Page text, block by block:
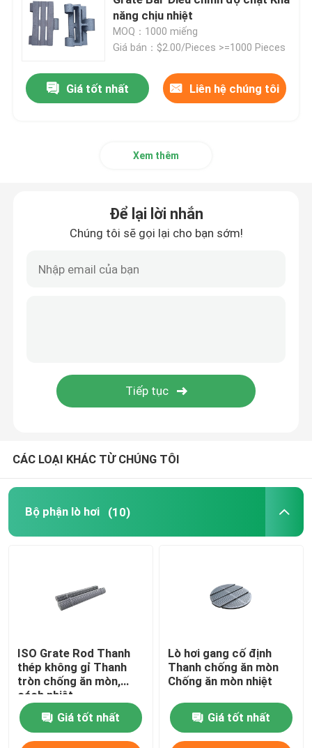
Ống thép chính xác
Tấm chắn ống nồi hơi
Lò hơi cố định Grate
năng chịu nhiệt
MOQ：1000 miếng
Giá bán：$2.00/Pieces >=1000 Pieces
Giá tốt nhất Liên hệ chúng tôi
Xem thêm
Để lại lời nhắn
Chúng tôi sẽ gọi lại cho bạn sớm!
CÁC LOẠI KHÁC TỪ CHÚNG TÔI
Bộ phận lò hơi (10)
ISO Grate Rod Thanh
thép không gỉ Thanh
tròn chống ăn mòn,
cách nhiệt
Giá tốt nhất
Lò hơi gang cố định
Thanh chống ăn mòn
Chống ăn mòn nhiệt
Giá tốt nhất